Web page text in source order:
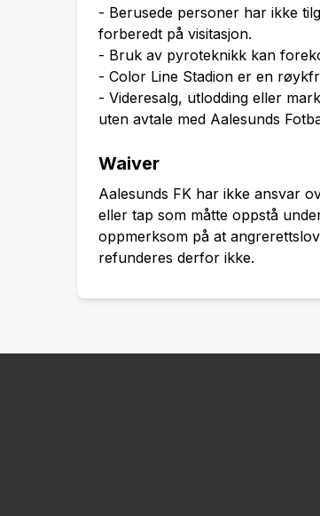
- Berusede personer har ikke
forberedt på visitasjon.
- Bruk av pyroteknikk kan
- Color Line Stadion er en
- Videresalg, utlodding eller
uten avtale med Aalesunds
Waiver
Aalesunds FK har ikke ansvar
eller tap som måtte oppstå
oppmerksom på at
refunderes derfor ikke.